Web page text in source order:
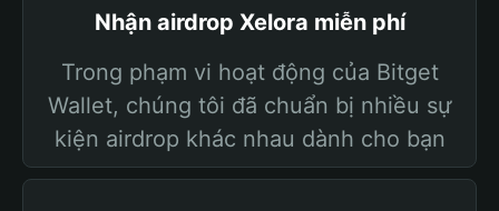
Nhận airdrop Xelora miễn phí
Trong phạm vi hoạt động của Bitget
Wallet, chúng tôi đã chuẩn bị nhiều sự
kiện airdrop khác nhau dành cho bạn